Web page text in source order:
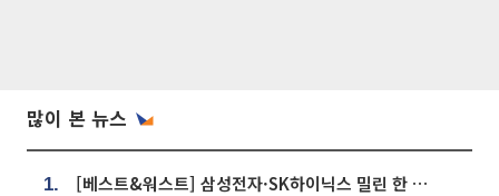
많이 본 뉴스
1. [베스트&워스트] 삼성전자·SK하이닉스 밀린 한 주…상상인증권은 85% 급등